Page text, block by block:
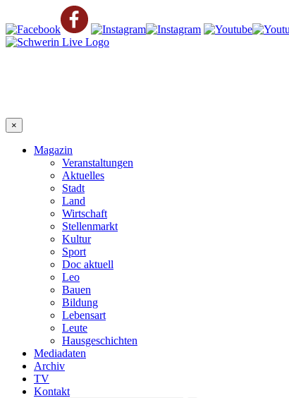
×
Magazin
Veranstaltungen
Aktuelles
Stadt
Land
Wirtschaft
Stellenmarkt
Kultur
Sport
Doc aktuell
Leo
Bauen
Bildung
Lebensart
Leute
Hausgeschichten
Mediadaten
Archiv
TV
Kontakt